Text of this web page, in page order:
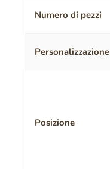
Numero di pezzi
Personalizzazione
Posizione